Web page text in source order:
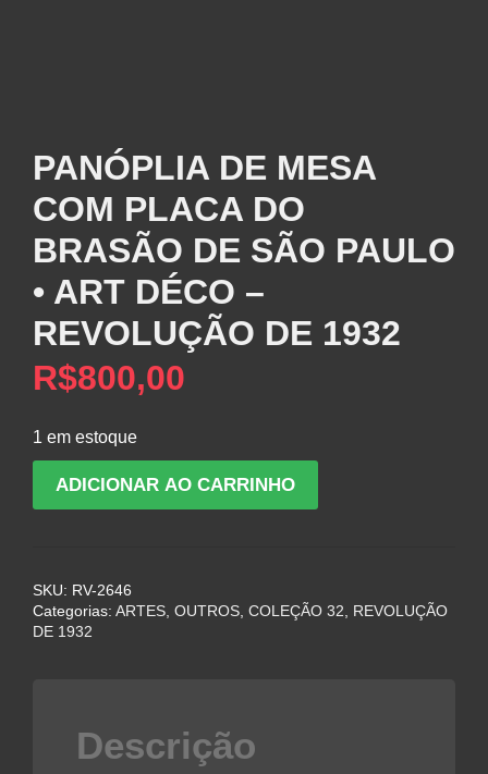
PANÓPLIA DE MESA
COM PLACA DO
BRASÃO DE SÃO PAULO
• ART DÉCO –
REVOLUÇÃO DE 1932
R$800,00
1 em estoque
DE
DO
BRASÃO
ADICIONAR AO CARRINHO
SKU: RV-2646
Categorias: ARTES, OUTROS, COLEÇÃO 32, REVOLUÇÃO
DE 1932
Descrição